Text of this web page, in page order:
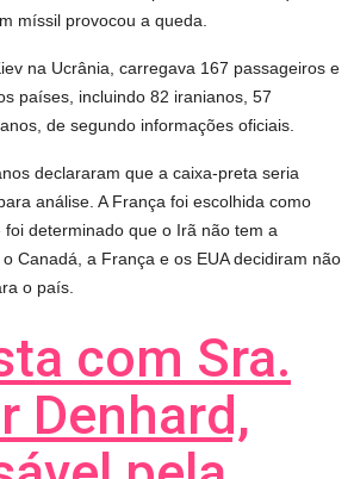
míssil provocou a queda.
na Ucrânia, carregava 167 passageiros e
países, incluindo 82 iranianos, 57
de segundo informações oficiais.
declararam que a caixa-preta seria
análise. A França foi escolhida como
determinado que o Irã não tem a
Canadá, a França e os EUA decidiram não
o país.
com Sra.
Denhard,